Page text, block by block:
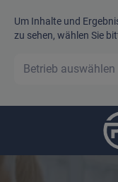
Um Inhalte und
zu sehen, wählen Sie
Betrieb auswählen